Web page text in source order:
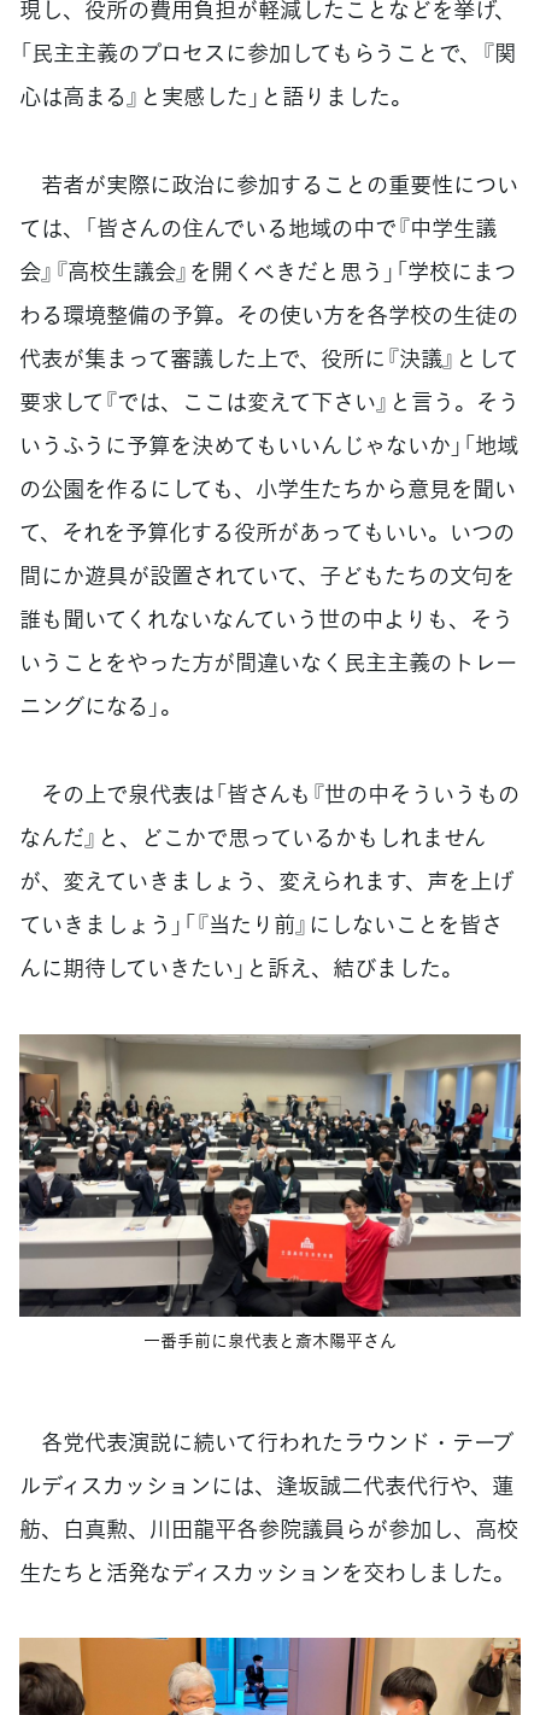
現し、役所の費用負担が軽減したことなどを挙げ、
「民主主義のプロセスに参加してもらうことで、『関
心は高まる』と実感した」と語りました。
若者が実際に政治に参加することの重要性につい
ては、「皆さんの住んでいる地域の中で『中学生議
会』『高校生議会』を開くべきだと思う」「学校にまつ
わる環境整備の予算。その使い方を各学校の生徒の
代表が集まって審議した上で、役所に『決議』として
要求して『では、ここは変えて下さい』と言う。そう
いうふうに予算を決めてもいいんじゃないか」「地域
の公園を作るにしても、小学生たちから意見を聞い
て、それを予算化する役所があってもいい。いつの
間にか遊具が設置されていて、子どもたちの文句を
誰も聞いてくれないなんていう世の中よりも、そう
いうことをやった方が間違いなく民主主義のトレー
ニングになる」。
その上で泉代表は「皆さんも『世の中そういうもの
なんだ』と、どこかで思っているかもしれません
が、変えていきましょう、変えられます、声を上げ
ていきましょう」「『当たり前』にしないことを皆さ
んに期待していきたい」と訴え、結びました。
一番手前に泉代表と斎木陽平さん
各党代表演説に続いて行われたラウンド・テーブ
ルディスカッションには、逢坂誠二代表代行や、蓮
舫、白真勲、川田龍平各参院議員らが参加し、高校
生たちと活発なディスカッションを交わしました。